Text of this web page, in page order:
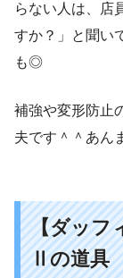
らない人は、店
すか？」と聞い
も◎
補強や変形防止
夫です＾＾あん
【ダッフ
Ⅱの道具